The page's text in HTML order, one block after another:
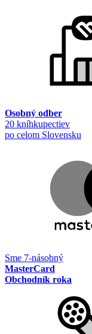
Osobný odber
20 kníhkupectiev
po celom Slovensku
Sme 7-násobný
MasterCard
Obchodník roka